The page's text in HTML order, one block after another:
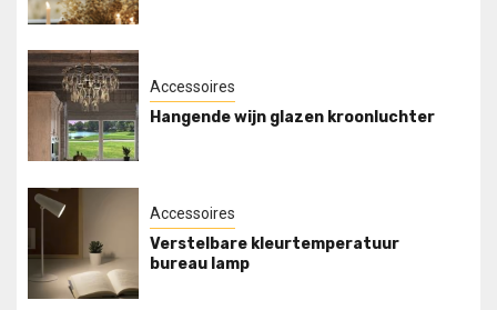
Accessoires
Hangende wijn glazen kroonluchter
Accessoires
Verstelbare kleurtemperatuur
bureau lamp